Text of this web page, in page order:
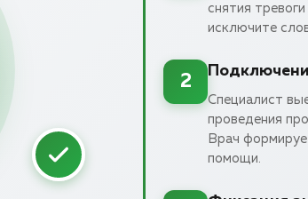
снятия
исключите
2
Специалист
проведения
Врач
помощи.